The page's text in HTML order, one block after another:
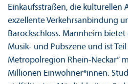
Einkaufsstraßen, die kulturellen
exzellente Verkehrs­anbindung
Barockschloss. Mannheim
Musik- und Pubszene und ist
Metropolregion Rhein-Neckar“
Millionen Einwohner*innen.